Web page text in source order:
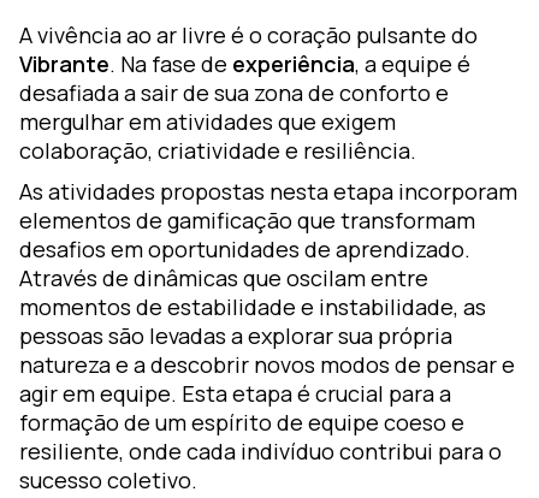
A vivência ao ar livre é o coração pulsante do
Vibrante. Na fase de experiência, a equipe é
desafiada a sair de sua zona de conforto e
mergulhar em atividades que exigem
colaboração, criatividade e resiliência.
As atividades propostas nesta etapa incorporam
elementos de gamificação que transformam
desafios em oportunidades de aprendizado.
Através de dinâmicas que oscilam entre
momentos de estabilidade e instabilidade, as
pessoas são levadas a explorar sua própria
natureza e a descobrir novos modos de pensar e
agir em equipe. Esta etapa é crucial para a
formação de um espírito de equipe coeso e
resiliente, onde cada indivíduo contribui para o
sucesso coletivo.